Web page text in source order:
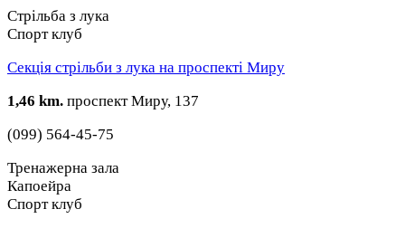
Стрільба з лука
Спорт клуб
Секція стрільби з лука на проспекті Миру
1,46 km. проспект Миру, 137
(099) 564-45-75
Тренажерна зала
Капоейра
Спорт клуб